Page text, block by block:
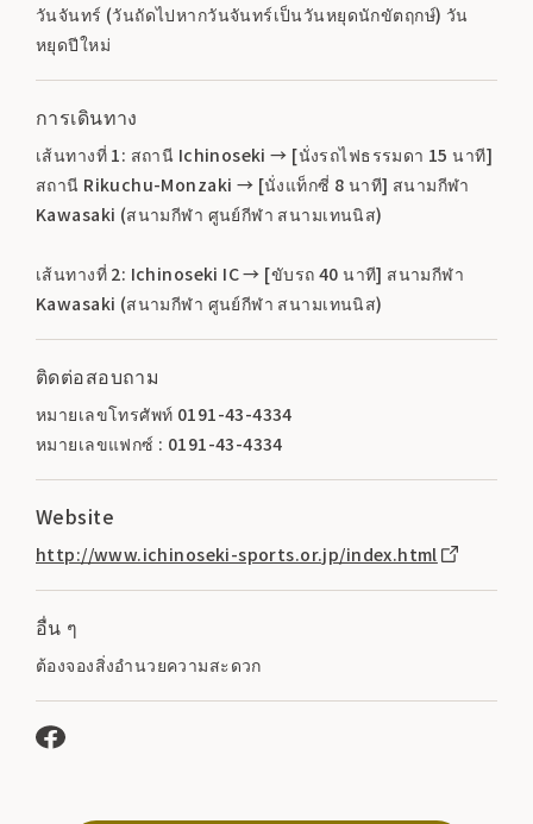
วันจันทร์ (วันถัดไปหากวันจันทร์เป็นวันหยุดนักขัตฤกษ์) วัน
หยุดปีใหม่
การเดินทาง
เส้นทางที่ 1: สถานี Ichinoseki → [นั่งรถไฟธรรมดา 15 นาที]
สถานี Rikuchu-Monzaki → [นั่งแท็กซี่ 8 นาที] สนามกีฬา
Kawasaki (สนามกีฬา ศูนย์กีฬา สนามเทนนิส)
เส้นทางที่ 2: Ichinoseki IC → [ขับรถ 40 นาที] สนามกีฬา
Kawasaki (สนามกีฬา ศูนย์กีฬา สนามเทนนิส)
ติดต่อสอบถาม
หมายเลขโทรศัพท์ 0191-43-4334
หมายเลขแฟกซ์ : 0191-43-4334
Website
http://www.ichinoseki-sports.or.jp/index.html
อื่น ๆ
ต้องจองสิ่งอำนวยความสะดวก